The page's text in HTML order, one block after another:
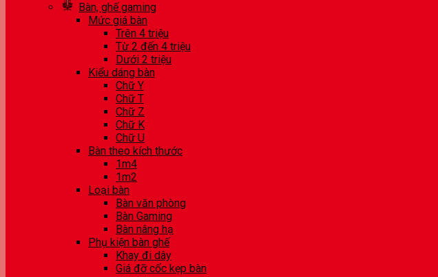
Bàn, ghế gaming
Mức giá bàn
Trên 4 triệu
Từ 2 đến 4 triệu
Dưới 2 triệu
Kiểu dáng bàn
Chữ Y
Chữ T
Chữ Z
Chữ K
Chữ U
Bàn theo kích thước
1m4
1m2
Loại bàn
Bàn văn phòng
Bàn Gaming
Bàn nâng hạ
Phụ kiện bàn ghế
Khay đi dây
Giá đỡ cốc kẹp bàn